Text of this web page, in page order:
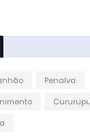
Penalva
Cururupu